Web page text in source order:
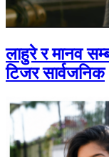
लाहुरे र मानव
टिजर सार्वजनिक